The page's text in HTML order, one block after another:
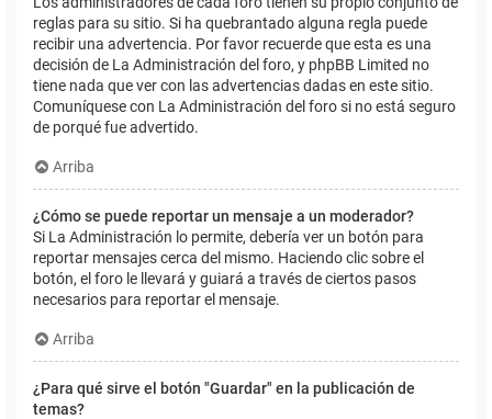
reglas para su sitio. Si ha quebrantado alguna regla puede
recibir una advertencia. Por favor recuerde que esta es una
decisión de La Administración del foro, y phpBB Limited no
tiene nada que ver con las advertencias dadas en este sitio.
Comuníquese con La Administración del foro si no está seguro
de porqué fue advertido.
Arriba
¿Cómo se puede reportar un mensaje a un moderador?
Si La Administración lo permite, debería ver un botón para
reportar mensajes cerca del mismo. Haciendo clic sobre el
botón, el foro le llevará y guiará a través de ciertos pasos
necesarios para reportar el mensaje.
Arriba
¿Para qué sirve el botón "Guardar" en la publicación de
temas?